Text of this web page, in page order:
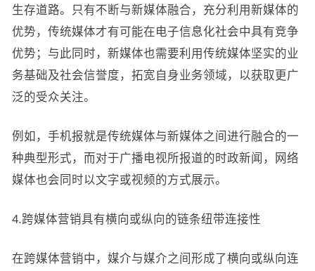
生存道路。只有不断与新媒体融合，充分利用新媒体的
优势，传统媒体才有可能在电子信息化社会中具有竞争
优势；与此同时，新媒体也需要利用传统媒体坚实的业
务基础及社会信誉度，拓宽自身业务领域，以获取更广
泛的受众关注。
例如，手机报就是传统媒体与新媒体之间进行融合的一
种典型形式，而对于广播电视所报道的时政新闻，网络
媒体也会同时以文字或视频的方式展示。
4.跨媒体营销具有横向或纵向的链条纽带连接性
在跨媒体营销中，媒介与媒介之间形成了横向或纵向连